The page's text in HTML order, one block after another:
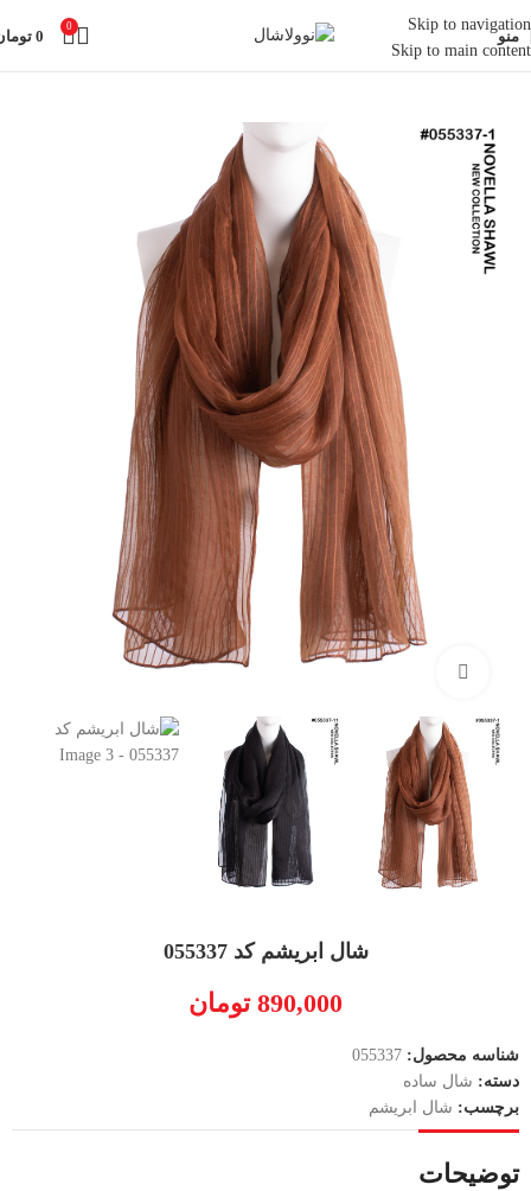
Skip to navigation
Skip to main content
منو
0
0
خانه شال شال ساده
شال ابریشم کد 055337
890,000 تومان
شناسه محصول: 055337
دسته: شال ساده
برچسب: شال ابریشم
توضیحات